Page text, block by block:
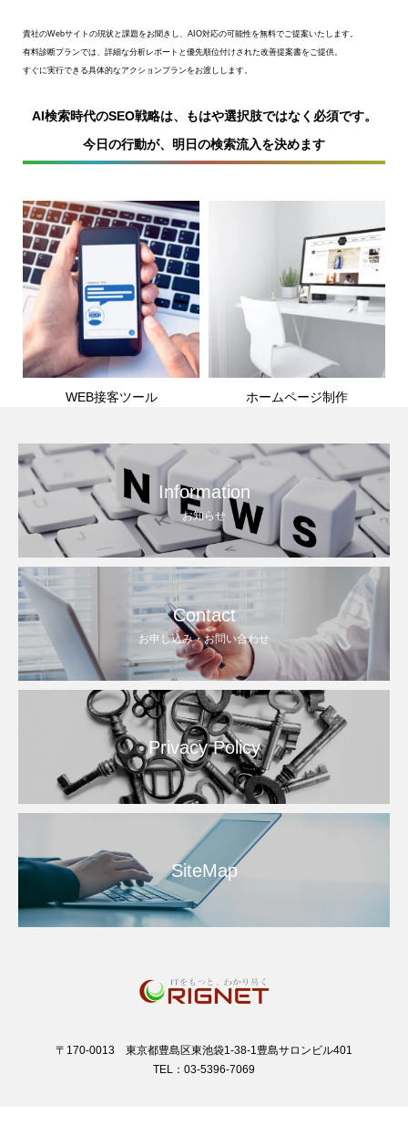
貴社のWebサイトの現状と課題をお聞きし、AIO対応の可能性を無料でご提案いたします。
有料診断プランでは、詳細な分析レポートと優先順位付けされた改善提案書をご提供。
すぐに実行できる具体的なアクションプランをお渡しします。
AI検索時代のSEO戦略は、もはや選択肢ではなく必須です。
今日の行動が、明日の検索流入を決めます
WEB接客ツール ホームページ制作
Information
お知らせ
Contact
お申し込み・お問い合わせ
Privacy Policy
SiteMap
〒170-0013 東京都豊島区東池袋1-38-1豊島サロンビル401
TEL：03-5396-7069